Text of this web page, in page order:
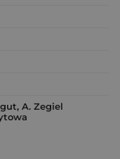
A. Zegiel